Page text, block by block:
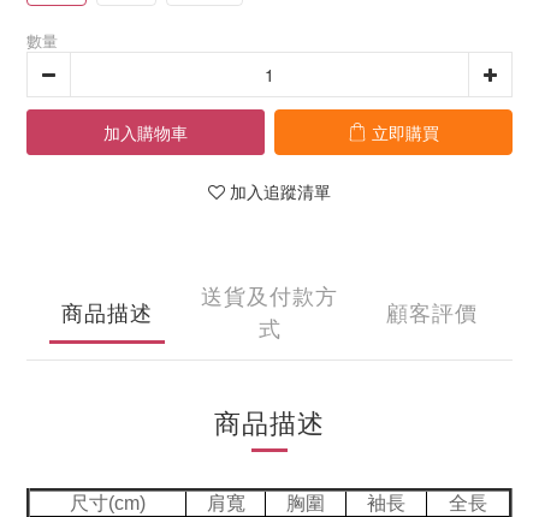
數量
加入購物車 立即購買
加入追蹤清單
商品描述
送貨及付款方
式
顧客評價
商品描述
尺寸(cm) 肩寬 胸圍 袖長
全長